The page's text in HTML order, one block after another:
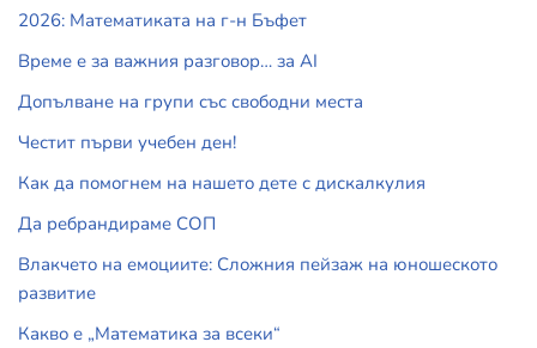
2026: Математиката на г-н Бъфет
Време е за важния разговор… за АI
Допълване на групи със свободни места
Честит първи учебен ден!
Как да помогнем на нашето дете с дискалкулия
Да ребрандираме СОП
Влакчето на емоциите: Сложния пейзаж на юношеското
развитие
Какво е „Математика за всеки“